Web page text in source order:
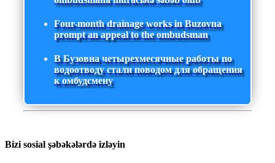
Four-month drainage works in Buzovna
prompt an appeal to the ombudsman
В Бузовна четырехмесячные работы по
водоотводу стали поводом для обращения
к омбудсмену
Bizi sosial şəbəkələrdə izləyin